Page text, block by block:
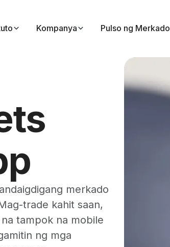
Kompanya Pulso ng Merkado
merkado
trade kahit saan,
tampok na mobile
ng mga